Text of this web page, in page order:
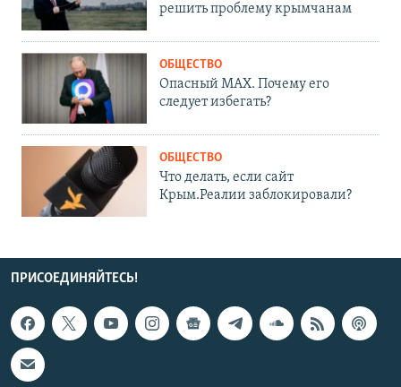
решить проблему крымчанам
ОБЩЕСТВО
Опасный MAX. Почему его
следует избегать?
ОБЩЕСТВО
Что делать, если сайт
Крым.Реалии заблокировали?
ПРИСОЕДИНЯЙТЕСЬ!